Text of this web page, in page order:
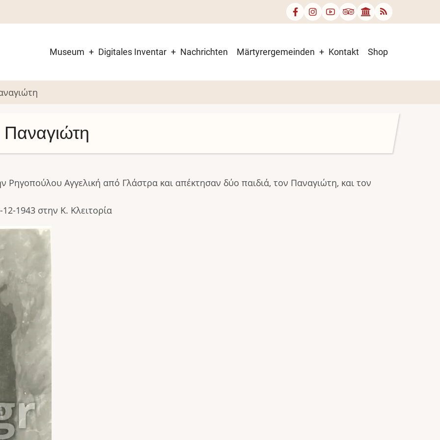
Museum Digitales Inventar Nachrichten Märtyrergemeinden Kontakt Shop
Παναγιώτη
Αγγελική από Γλάστρα και απέκτησαν δύο παιδιά, τον Παναγιώτη, και τον
1943 στην Κ. Κλειτορία